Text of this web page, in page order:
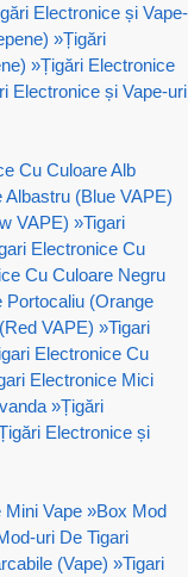
Electronice și Vape-
»Țigări
»Țigări Electronice
Electronice și Vape-uri
Cu Culoare Alb
(Blue VAPE)
VAPE) »Tigari
Electronice Cu
Cu Culoare Negru
Portocaliu (Orange
VAPE) »Tigari
Electronice Cu
Electronice Mici
»Țigări
Electronice și
Mini Vape »Box Mod
uri De Tigari
(Vape) »Tigari